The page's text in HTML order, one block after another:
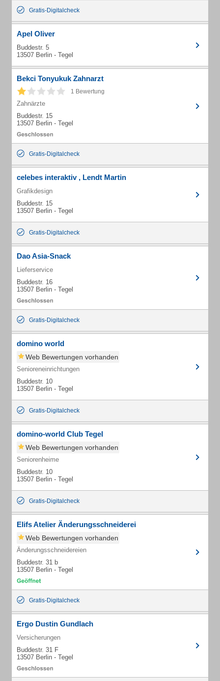
Gratis-Digitalcheck
Apel Oliver
Buddestr. 5
13507 Berlin - Tegel
Bekci Tonyukuk Zahnarzt
1 Bewertung
Zahnärzte
Buddestr. 15
13507 Berlin - Tegel
Gratis-Digitalcheck
celebes interaktiv , Lendt Martin
Grafikdesign
Buddestr. 15
13507 Berlin - Tegel
Gratis-Digitalcheck
Dao Asia-Snack
Lieferservice
Buddestr. 16
13507 Berlin - Tegel
Gratis-Digitalcheck
domino world
Web Bewertungen vorhanden
Senioreneinrichtungen
Buddestr. 10
13507 Berlin - Tegel
Gratis-Digitalcheck
domino-world Club Tegel
Web Bewertungen vorhanden
Seniorenheime
Buddestr. 10
13507 Berlin - Tegel
Gratis-Digitalcheck
Elifs Atelier Änderungsschneiderei
Web Bewertungen vorhanden
Änderungsschneidereien
Buddestr. 31 b
13507 Berlin - Tegel
Gratis-Digitalcheck
Ergo Dustin Gundlach
Versicherungen
Buddestr. 31 F
13507 Berlin - Tegel